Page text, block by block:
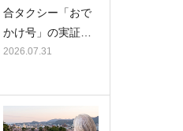
合タクシー「おで
かけ号」の実証…
2026.07.31